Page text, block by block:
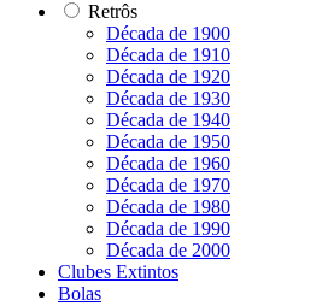
Retrôs
Década de 1900
Década de 1910
Década de 1920
Década de 1930
Década de 1940
Década de 1950
Década de 1960
Década de 1970
Década de 1980
Década de 1990
Década de 2000
Clubes Extintos
Bolas